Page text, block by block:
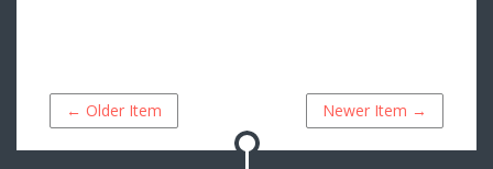
← Older Item Newer Item →